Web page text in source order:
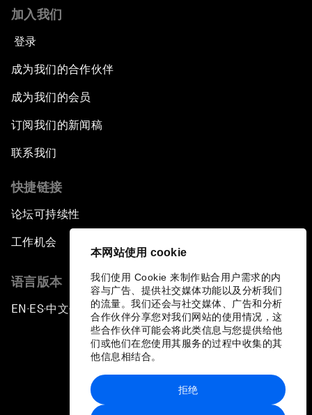
本网站使用 cookie
我们使用 Cookie 来制作贴合用户需求的内
容与广告、提供社交媒体功能以及分析我们
的流量。我们还会与社交媒体、广告和分析
合作伙伴分享您对我们网站的使用情况，这
些合作伙伴可能会将此类信息与您提供给他
们或他们在您使用其服务的过程中收集的其
他信息相结合。
拒绝
加入我们
登录
成为我们的合作伙伴
成为我们的会员
订阅我们的新闻稿
联系我们
快捷链接
论坛可持续性
工作机会
语言版本
EN ▪ES▪中文▪ 日本語